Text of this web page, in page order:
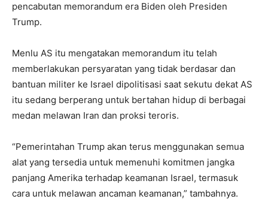
pencabutan memorandum era Biden oleh Presiden
Trump.
Menlu AS itu mengatakan memorandum itu telah
memberlakukan persyaratan yang tidak berdasar dan
bantuan militer ke Israel dipolitisasi saat sekutu dekat AS
itu sedang berperang untuk bertahan hidup di berbagai
medan melawan Iran dan proksi teroris.
“Pemerintahan Trump akan terus menggunakan semua
alat yang tersedia untuk memenuhi komitmen jangka
panjang Amerika terhadap keamanan Israel, termasuk
cara untuk melawan ancaman keamanan,” tambahnya.